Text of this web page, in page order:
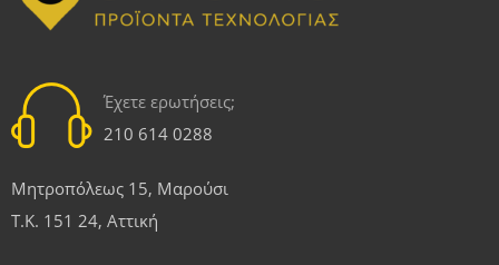
Έχετε ερωτήσεις;
210 614 0288
Μητροπόλεως 15, Μαρούσι
Τ.Κ. 151 24, Αττική